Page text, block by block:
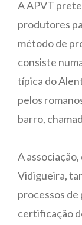
A APVT
produtores
método de
consiste
típica do
pelos
barro,
A
Vidigueira,
processos de
certificação